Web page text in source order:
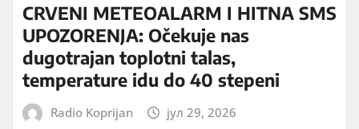
CRVENI METEOALARM I HITNA SMS
UPOZORENJA: Očekuje nas
dugotrajan toplotni talas,
temperature idu do 40 stepeni
Radio Koprijan јул 29, 2026